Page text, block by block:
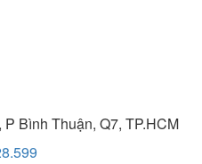
Bình Thuận, Q7, TP.HCM